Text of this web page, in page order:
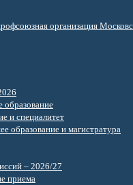
организация
образование
и специалитет
образование и магистратура
– 2026/27
приема